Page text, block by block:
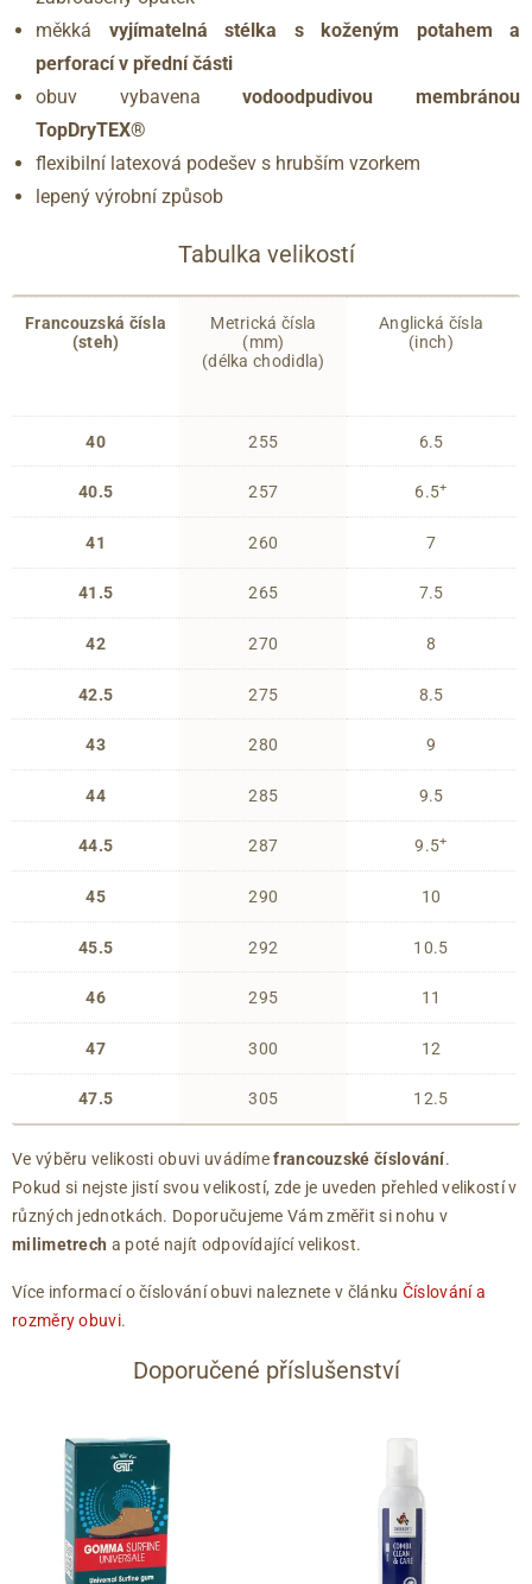
měkká vyjímatelná stélka s koženým potahem a
perforací v přední části
obuv vybavenavodoodpudivou membránou
TopDryTEX®
flexibilní latexová podešev s hrubším vzorkem
lepený výrobní způsob
Tabulka velikostí
Francouzská čísla
(steh)
40
40.5
41
41.5
42
42.5
43
44
44.5
45
45.5
46
47
47.5
Metrická čísla
(mm)
(délka chodidla)
255
257
260
265
270
275
280
285
287
290
292
295
300
305
Anglická čísla
(inch)
6.5
6.5+
7
7.5
8
8.5
9
9.5
9.5+
10
10.5
11
12
12.5
Ve výběru velikosti obuvi uvádímefrancouzské číslování.
Pokud si nejste jistí svou velikostí, zde je uveden přehled velikostí v
různých jednotkách. Doporučujeme Vám změřit si nohu v
milimetrech a poté najít odpovídající velikost.
Více informací o číslování obuvi naleznete v článku Číslování a
rozměry obuvi.
Doporučené příslušenství